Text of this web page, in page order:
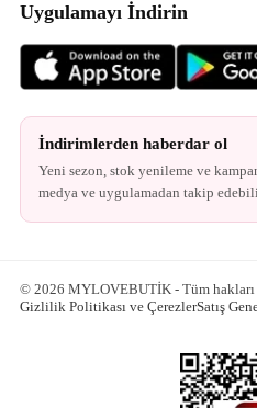
Uygulamayı İndirin
İndirimlerden haberdar ol
Yeni sezon, stok yenileme ve
medya ve uygulamadan takip
© 2026 MYLOVEBUTİK - Tüm hakları
Gizlilik Politikası ve ÇerezlerSatış